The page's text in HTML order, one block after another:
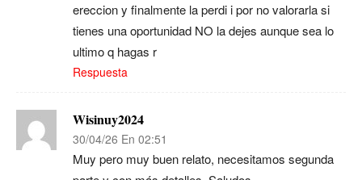
ereccion y finalmente la perdi i por no valorarla si
tienes una oportunidad NO la dejes aunque sea lo
ultimo q hagas r
Respuesta
Wisinuy2024
30/04/26 En 02:51
Muy pero muy buen relato, necesitamos segunda